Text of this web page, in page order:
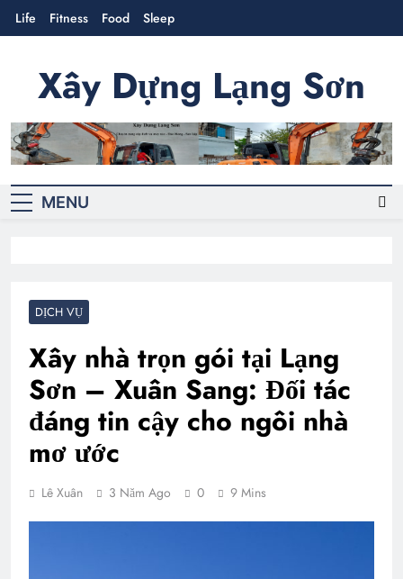
Skip
to
Life Fitness Food Sleep
Xây Dựng Lạng Sơn
Cung cấp sản phẩm-dịch vụ xây dựng
MENU
DỊCH VỤ
Xây nhà trọn gói tại Lạng
Sơn – Xuân Sang: Đối tác
đáng tin cậy cho ngôi nhà
mơ ước
Lê Xuân 3 Năm Ago 0 9 Mins